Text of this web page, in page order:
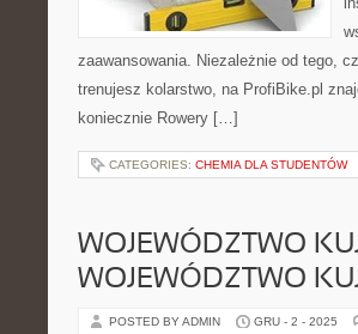
zaawansowania. Niezależnie od tego,
trenujesz kolarstwo, na ProfiBike.pl
koniecznie Rowery […]
CATEGORIES: CHEMIA DLA STUDENTÓW
WOJEWÓDZTWO
WOJEWÓDZTWO
POSTED BY ADMIN GRU - 2 - 2025